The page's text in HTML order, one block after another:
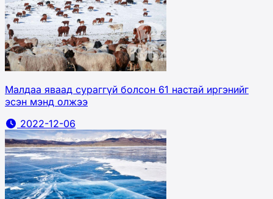
Малдаа яваад сураггүй болсон 61 настай иргэнийг
эсэн мэнд олжээ
2022-12-06